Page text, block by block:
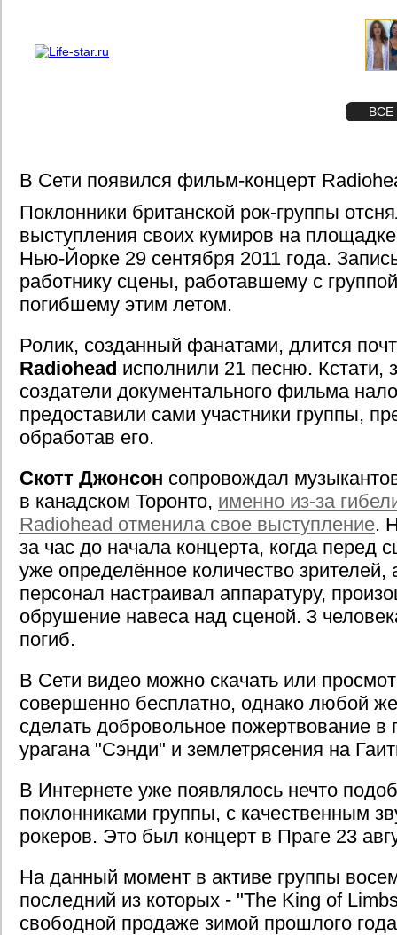
ВСЕ
В Сети появился фильм-концерт
Поклонники британской рок-группы
выступления своих кумиров на
Нью-Йорке 29 сентября 2011 года.
работнику сцены, работавшему с
погибшему этим летом.
Ролик, созданный фанатами, длится
Radiohead исполнили 21 песню. Кстати,
создатели документального фильма
предоставили сами участники группы,
обработав его.
Скотт Джонсон сопровождал
в канадском Торонто, именно из-за
Radiohead отменила свое выступление.
за час до начала концерта, когда перед
уже определённое количество зрителей,
персонал настраивал аппаратуру,
обрушение навеса над сценой. 3
погиб.
В Сети видео можно скачать или
совершенно бесплатно, однако любой
сделать добровольное пожертвование в
урагана "Сэнди" и землетрясения на
В Интернете уже появлялось нечто
поклонниками группы, с качественным
рокеров. Это был концерт в Праге 23
На данный момент в активе группы
последний из которых - "The King of
свободной продаже зимой прошлого